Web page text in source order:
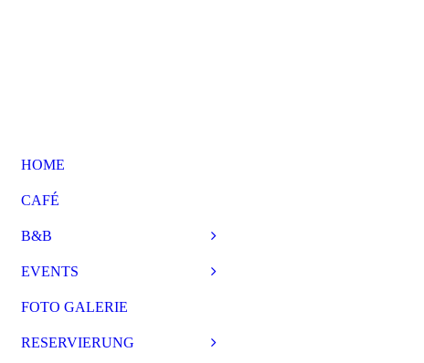
HOME
CAFÉ
B&B
EVENTS
FOTO GALERIE
RESERVIERUNG